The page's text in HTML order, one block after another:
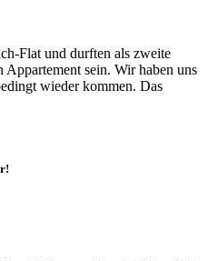
Flat und durften als zweite
Appartement sein. Wir haben uns
wieder kommen. Das